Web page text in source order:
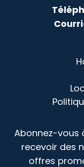
Abonnez-vous
recevoir des
offres